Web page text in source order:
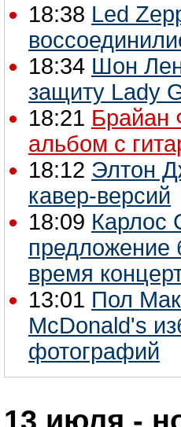
18:38 Led
18:34 Шон
защиту Lady
18:21 Брайан
альбом с
18:12 Элтон
кавер-версий
18:09 Карлос
предложение
время
13:01 Пол
McDonald's
фотографий